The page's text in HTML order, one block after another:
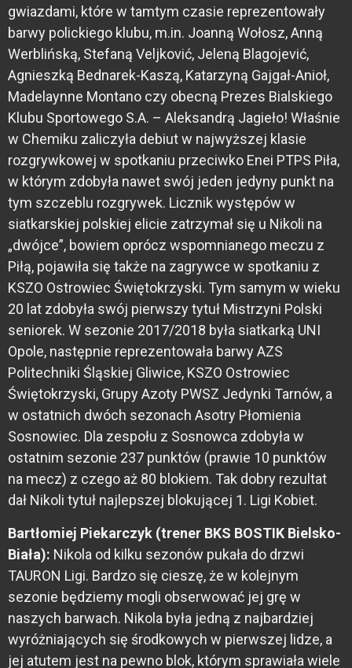
gwiazdami, które w tamtym czasie reprezentowały
barwy polickiego klubu, m.in. Joanną Wołosz, Anną
Werblińską, Stefaną Veljković, Jeleną Blagojević,
Agnieszką Bednarek-Kaszą, Katarzyną Gajgał-Anioł,
Madelaynne Montano czy obecną Prezes Bialskiego
Klubu Sportowego S.A. – Aleksandrą Jagieło! Właśnie
w Chemiku zaliczyła debiut w najwyższej klasie
rozgrywkowej w spotkaniu przeciwko Enei PTPS Piła,
w którym zdobyła nawet swój jeden jedyny punkt na
tym szczeblu rozgrywek. Licznik występów w
siatkarskiej polskiej elicie zatrzymał się u Nikoli na
„dwójce”, bowiem oprócz wspomnianego meczu z
Piłą, pojawiła się także na zagrywce w spotkaniu z
KSZO Ostrowiec Świętokrzyski. Tym samym w wieku
20 lat zdobyła swój pierwszy tytuł Mistrzyni Polski
seniorek. W sezonie 2017/2018 była siatkarką UNI
Opole, następnie reprezentowała barwy AZS
Politechniki Śląskiej Gliwice, KSZO Ostrowiec
Świętokrzyski, Grupy Azoty PWSZ Jedynki Tarnów, a
w ostatnich dwóch sezonach Asotry Płomienia
Sosnowiec. Dla zespołu z Sosnowca zdobyła w
ostatnim sezonie 237 punktów (prawie 10 punktów
na mecz) z czego aż 80 blokiem. Tak dobry rezultat
dał Nikoli tytuł najlepszej blokującej 1. Ligi Kobiet.
Bartłomiej Piekarczyk (trener BKS BOSTIK Bielsko-
Biała): Nikola od kilku sezonów pukała do drzwi
TAURON Ligi. Bardzo się cieszę, że w kolejnym
sezonie będziemy mogli obserwować jej grę w
naszych barwach. Nikola była jedną z najbardziej
wyróżniających się środkowych w pierwszej lidze, a
jej atutem jest na pewno blok, którym sprawiała wiele